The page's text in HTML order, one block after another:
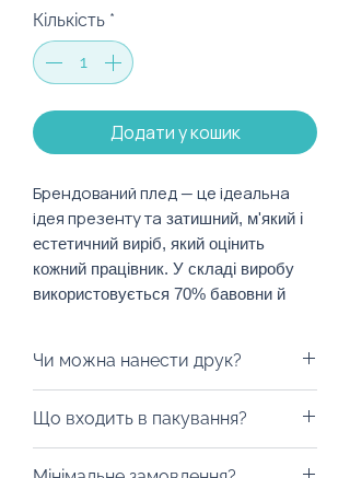
Кількість *
Додати у кошик
Брендований плед — це ідеальна
ідея презенту та затишний, м'який і
естетичний виріб, який оцінить
кожний працівник. У складі виробу
використовується 70% бавовни й
ніжністю, а й довговічністю. Такий
плед зберігає свою естетичність
протягом багатьох років.
Характеристики:
Чи можна нанести друк?
розмістити декількома
способами: вишивка чи шеврон з
Що входить в пакування?